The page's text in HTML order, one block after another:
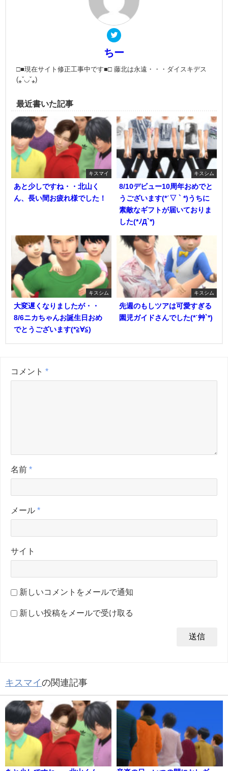
ちー
□■現在サイト修正工事中です■□ 藤北は永遠・・・ダイスキデス
(⁎ˇ◡ˇ⁎)
最近書いた記事
キスマイ
あと少しですね・・北山く
ん、長い間お疲れ様でした！
キスシム
8/10デビュー10周年おめでと
うございます(*ˊ▽ ` *)うちに
素敵なギフトが届いておりま
した(*ﾉД`*)
キスシム
大変遅くなりましたが・・
8/6ニカちゃんお誕生日おめ
でとうございます(*≧∀≦)
キスシム
先週のもしツアは可愛すぎる
園児ガイドさんでした(*ˊ艸`*)
コメント *
名前 *
メール *
サイト
新しいコメントをメールで通知
新しい投稿をメールで受け取る
キスマイの関連記事